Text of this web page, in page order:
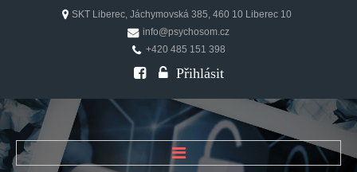
SKT Liberec, Jáchymovská 385, 460 10 Liberec 10
info@psychosom.cz
+420 485 151 398
Přihlásit